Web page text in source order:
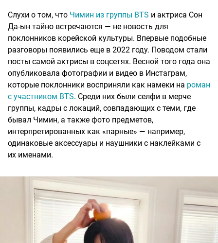
Слухи о том, что Чимин из группы BTS и актриса Сон
Да-ын тайно встречаются — не новость для
поклонников корейской культуры. Впервые подобные
разговоры появились еще в 2022 году. Поводом стали
посты самой актрисы в соцсетях. Весной того года она
опубликовала фотографии и видео в Инстаграм,
которые поклонники восприняли как намеки на роман
с участником BTS. Среди них были селфи в мерче
группы, кадры с локаций, совпадающих с теми, где
бывал Чимин, а также фото предметов,
интерпретированных как «парные» — например,
одинаковые аксессуары и наушники с наклейками с
их именами.